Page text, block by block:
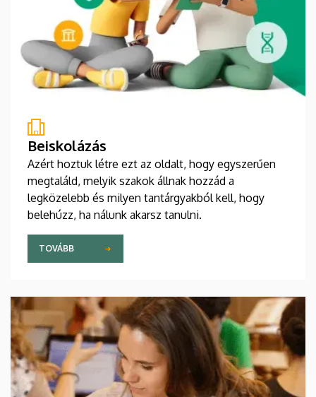
Beiskolázás
Azért hoztuk létre ezt az oldalt, hogy egyszerűen
megtaláld, melyik szakok állnak hozzád a
legközelebb és milyen tantárgyakból kell, hogy
belehúzz, ha nálunk akarsz tanulni.
TOVÁBB